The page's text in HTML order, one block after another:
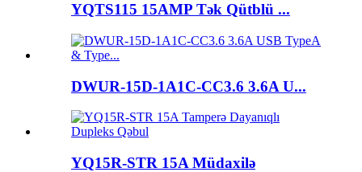
YQTS115 15AMP Tək Qütblü ...
DWUR-15D-1A1C-CC3.6 3.6A U...
YQ15R-STR 15A Müdaxilə